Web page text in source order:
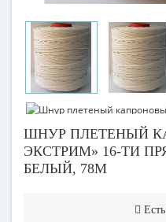
ШНУР ПЛЕТЕНЫЙ
ЭКСТРИМ» 16-ТИ
БЕЛЫЙ, 78М